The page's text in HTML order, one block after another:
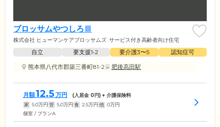
ブロッサムやつしろⅢ
株式会社 ヒューマンケアブロッサムズ サービス付き高齢者向け住宅
自立 要支援1•2 要介護3〜5
認知症可
熊本県八代市郡築三番町81-2
肥後高田駅
月額12.5 万円 (入居金 0円) + 介護保険料
家 5.0万円 管 5.0万円 食 2.5万円 他 0万円
個室 / プランA